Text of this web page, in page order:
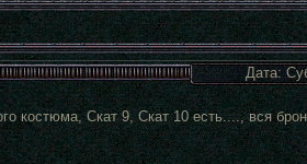
Дата:
костюма, Скат 9, Скат 10 есть...., вся